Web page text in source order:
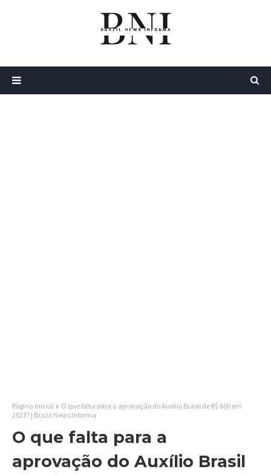
Página inicial
O que falta para a aprovação do Auxílio Brasil de R$ 600 em
2023? | Brazil News Informa
O que falta para a
aprovação do Auxílio Brasil